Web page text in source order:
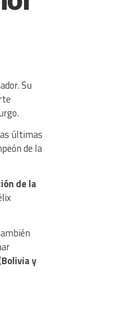
Su
últimas
de la
de la
Bolivia y